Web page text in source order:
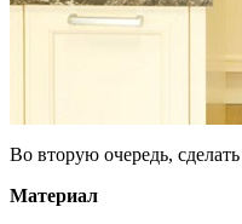
Во вторую очередь,
Материал